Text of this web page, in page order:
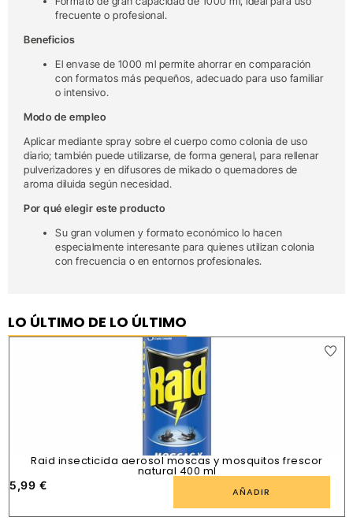
frecuente o profesional.
Beneficios
El envase de 1000 ml permite ahorrar en comparación
con formatos más pequeños, adecuado para uso familiar
o intensivo.
Modo de empleo
Aplicar mediante spray sobre el cuerpo como colonia de uso
diario; también puede utilizarse, de forma general, para rellenar
pulverizadores y en difusores de mikado o quemadores de
aroma diluida según necesidad.
Por qué elegir este producto
Su gran volumen y formato económico lo hacen
especialmente interesante para quienes utilizan colonia
con frecuencia o en entornos profesionales.
LO ÚLTIMO DE LO ÚLTIMO
Raid insecticida aerosol moscas y mosquitos frescor
natural 400 ml
5,99 € AÑADIR